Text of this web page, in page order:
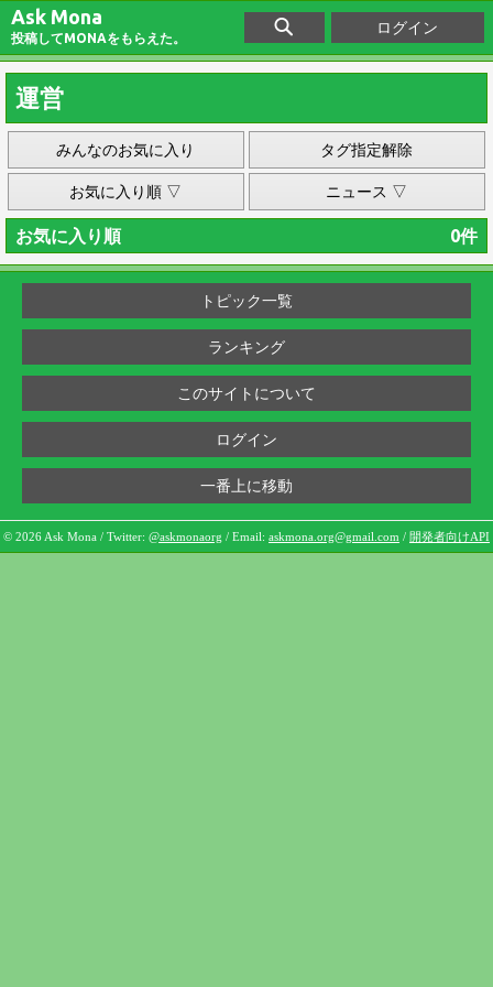
Ask Mona
投稿してMONAをもらえた。
ログイン
運営
みんなのお気に入り タグ指定解除
お気に入り順 ▽ ニュース ▽
お気に入り順 0件
トピック一覧
ランキング
このサイトについて
ログイン
一番上に移動
© 2026 Ask Mona / Twitter: @askmonaorg / Email: askmona.org@gmail.com / 開発者向けAPI